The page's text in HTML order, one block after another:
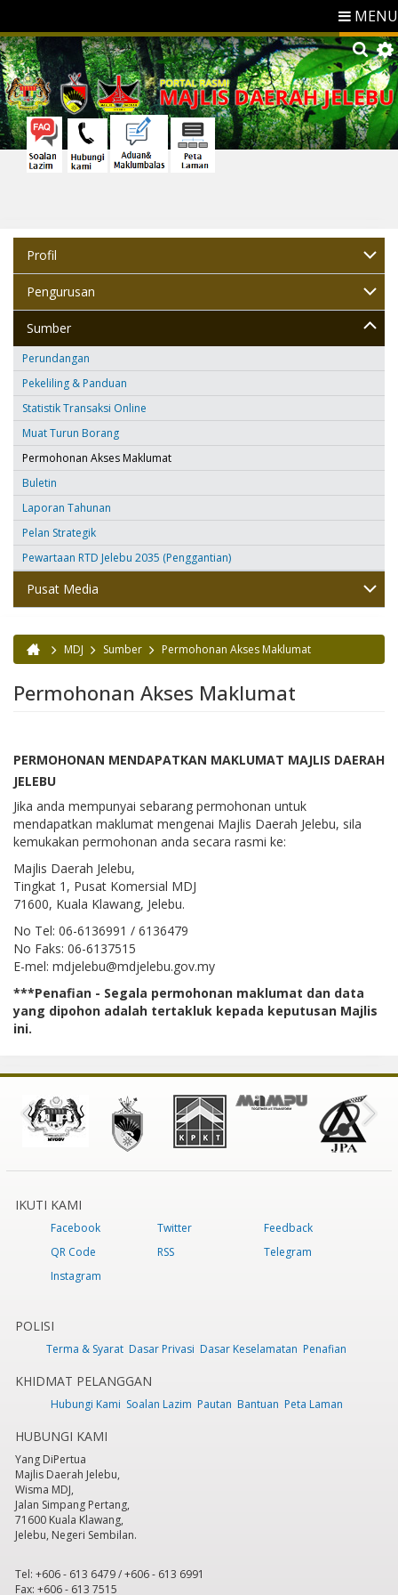
MENU
Profil
Pengurusan
Sumber
Perundangan
Pekeliling & Panduan
Statistik Transaksi Online
Muat Turun Borang
Permohonan Akses Maklumat
Buletin
Laporan Tahunan
Pelan Strategik
Pewartaan RTD Jelebu 2035 (Penggantian)
Pusat Media
Anda di sini
MDJ Sumber Permohonan Akses Maklumat
Permohonan Akses Maklumat
PERMOHONAN MENDAPATKAN MAKLUMAT MAJLIS DAERAH
JELEBU
Jika anda mempunyai sebarang permohonan untuk
mendapatkan maklumat mengenai Majlis Daerah Jelebu, sila
kemukakan permohonan anda secara rasmi ke:
Majlis Daerah Jelebu,
Tingkat 1, Pusat Komersial MDJ
71600, Kuala Klawang, Jelebu.
No Tel: 06-6136991 / 6136479
No Faks: 06-6137515
E-mel: mdjelebu@mdjelebu.gov.my
***Penafian - Segala permohonan maklumat dan data
yang dipohon adalah tertakluk kepada keputusan Majlis
ini.
IKUTI KAMI
Facebook Twitter
Feedback
QR Code
RSS
Telegram
Instagram
POLISI
Terma & Syarat Dasar Privasi Dasar Keselamatan Penafian
KHIDMAT PELANGGAN
Hubungi Kami Soalan Lazim Pautan Bantuan Peta Laman
HUBUNGI KAMI
Yang DiPertua
Majlis Daerah Jelebu,
Wisma MDJ,
Jalan Simpang Pertang,
71600 Kuala Klawang,
Jelebu, Negeri Sembilan.
Tel: +606 - 613 6479 / +606 - 613 6991
Fax: +606 - 613 7515